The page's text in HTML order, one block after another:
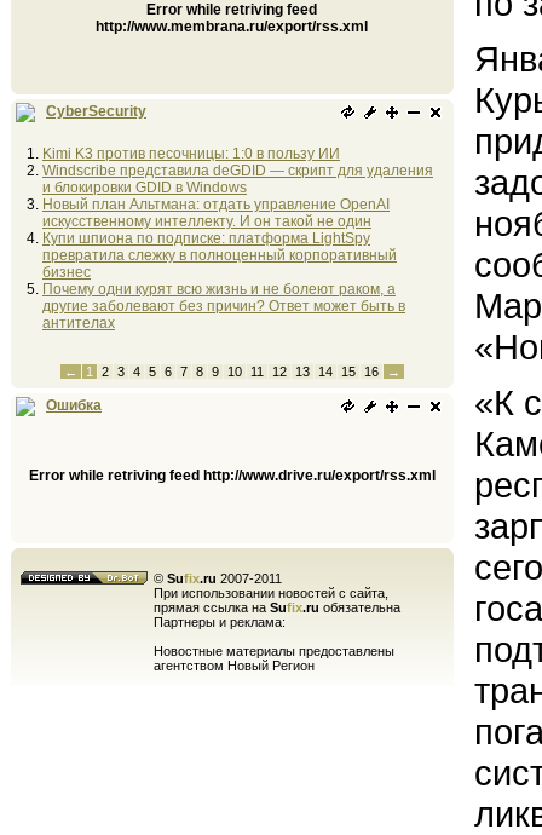
Error while retriving feed
http://www.membrana.ru/export/rss.xml
CyberSecurity
Kimi K3 против песочницы: 1:0 в пользу ИИ
Windscribe представила deGDID — скрипт для удаления
и блокировки GDID в Windows
Новый план Альтмана: отдать управление OpenAI
искусственному интеллекту. И он такой не один
Купи шпиона по подписке: платформа LightSpy
превратила слежку в полноценный корпоративный
бизнес
Почему одни курят всю жизнь и не болеют раком, а
другие заболевают без причин? Ответ может быть в
антителах
← 1 2 3 4 5 6 7 8 9 10 11 12 13 14 15 16 →
Ошибка
Error while retriving feed http://www.drive.ru/export/rss.xml
© Sufix.ru 2007-2011
При использовании новостей с сайта,
прямая ссылка на Sufix.ru обязательна
Партнеры и реклама:
Новостные материалы предоставлены
агентством Новый Регион
«К